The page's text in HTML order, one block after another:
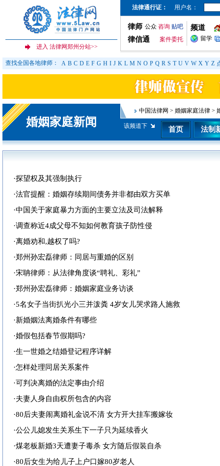
法律通行证： 用户名：
律师 公众 咨询 贴吧
律信通 案件委托
频道
留学
查找全国各地律师： A B C D E F G H I J K L M N O P Q R S T U V W X Y Z
婚姻家庭新闻
中国法律网 > 婚姻家庭法律 >
该频道下 首页 法制
·探望权及其强制执行
·法官提醒：婚姻存续期间债务并非都由双方买单
·中国关于家庭暴力方面的主要立法及司法解释
·调查称近4成父母不知如何教育孩子防性侵
·离婚劝和,越权了吗?
·郑州孙宏磊律师：同居与重婚的区别
·宋聃律师：从法律角度谈“聘礼、彩礼”
·郑州孙宏磊律师：婚姻家庭业务访谈
·5名女子当街扒光小三并泼粪 4岁女儿哭求路人施救
·新婚姻法离婚条件有哪些
·婚假包括春节假期吗?
·生一世婚之结婚登记程序详解
·怎样处理同居关系案件
·可判决离婚的法定事由介绍
·夫妻人身自由权所包含的内容
·80后夫妻闹离婚礼金说不清 女方开大挂车搬嫁妆
·公公儿媳发生关系生下一子只为延续香火
·煤老板新婚3天遭妻子毒杀 女方随后假装自杀
·80后女生为给儿子上户口嫁80岁老人